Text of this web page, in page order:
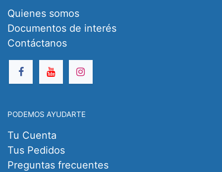
Quienes somos
Documentos de interés
Contáctanos
PODEMOS AYUDARTE
Tu Cuenta
Tus Pedidos
Preguntas frecuentes